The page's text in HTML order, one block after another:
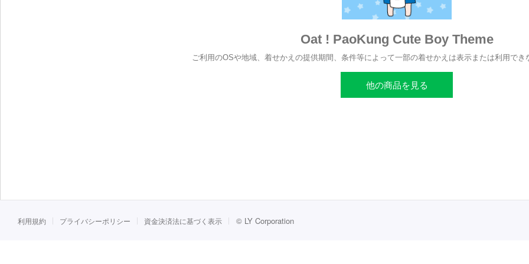
Oat ! PaoKung Cute Boy Theme
ご利用のOSや地域、着せかえの提供期間、条件等によって一部の着せかえは表示または利用でき
他の商品を見る
利用規約 プライバシーポリシー 資金決済法に基づく表示 © LY Corporation